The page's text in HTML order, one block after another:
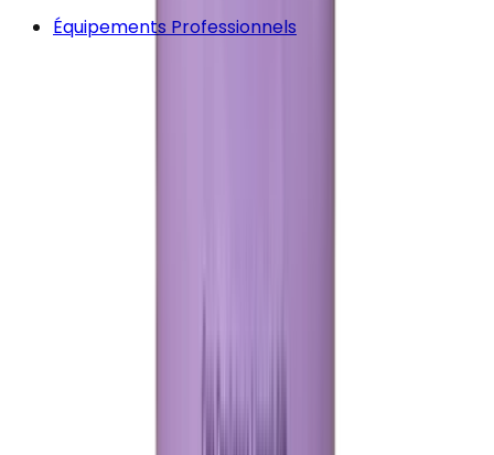
Équipements Professionnels